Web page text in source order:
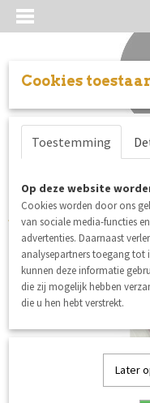
Inloggen Registreren
Cookies
Toestemming
Op deze website
Cookies worden door ons
van sociale media-functies
advertenties. Daarnaast
analysepartners toegang tot
kunnen deze informatie
die zij mogelijk hebben
die u hen hebt verstrekt.
Later